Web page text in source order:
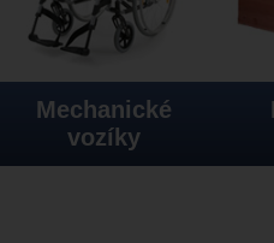
Mechanické
vozíky